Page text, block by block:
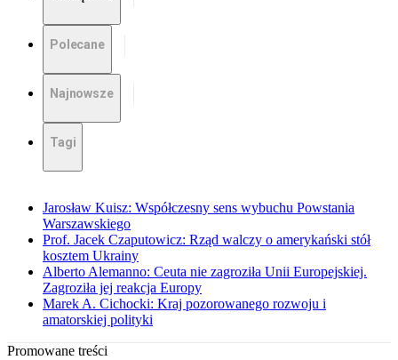
Polecane
Najnowsze
Tagi
Jarosław Kuisz: Współczesny sens wybuchu Powstania
Warszawskiego
Prof. Jacek Czaputowicz: Rząd walczy o amerykański stół
kosztem Ukrainy
Alberto Alemanno: Ceuta nie zagroziła Unii Europejskiej.
Zagroziła jej reakcja Europy
Marek A. Cichocki: Kraj pozorowanego rozwoju i
amatorskiej polityki
Promowane treści